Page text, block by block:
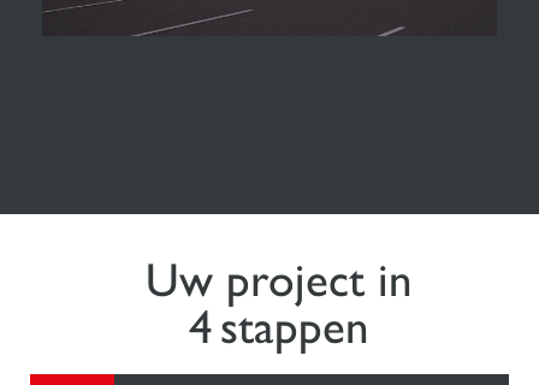
Uw project in
4 stappen